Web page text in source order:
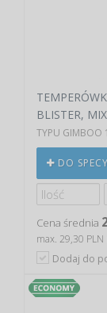
BLISTER,
TYPU
DO
Cena średnia
max. 29,30 PLN
Dodaj do